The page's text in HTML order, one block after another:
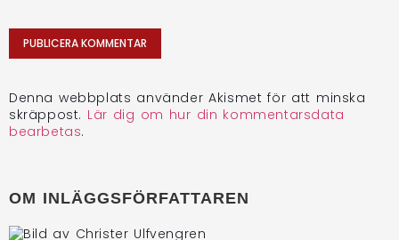
Denna webbplats använder Akismet för att minska
skräppost. Lär dig om hur din kommentarsdata
bearbetas.
OM INLÄGGSFÖRFATTAREN